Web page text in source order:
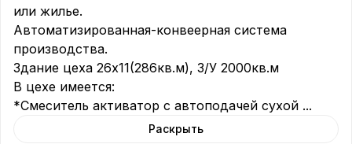
или жилье.
Автоматизированная-конвеерная система
производства.
Здание цеха 26х11(286кв.м), З/У 2000кв.м
В цехе имеется:
*Смеситель активатор с автоподачей сухой ...
Раскрыть